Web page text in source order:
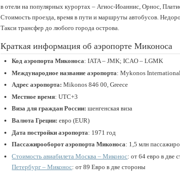
в отели на популярных курортах – Агиос-Иоаннис, Орнос,
Стоимость проезда, время в пути и маршруты автобусов.
Такси трансфер до любого города острова.
Краткая информация об аэропорте Миконоса
Код аэропорта Миконоса: IATA – JMK; ICAO – LGMK
Международное название аэропорта: Mykonos
Адрес аэропорта: Mikonos 846 00, Greece
Местное время: UTC+3
Виза для граждан России: шенгенская виза
Валюта Греции:евро (EUR)
Дата постройки аэропорта: 1971 год
Пассажирооборот аэропорта Миконоса: 1,5 млн
Стоимость авиабилета Москва – Миконос: от 64 евро в две
Петербург – Миконос: от 89 Евро в две стороны